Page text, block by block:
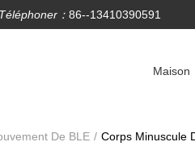
Téléphoner： 86--13410390591
Maison
De BLE / Corps Minuscule